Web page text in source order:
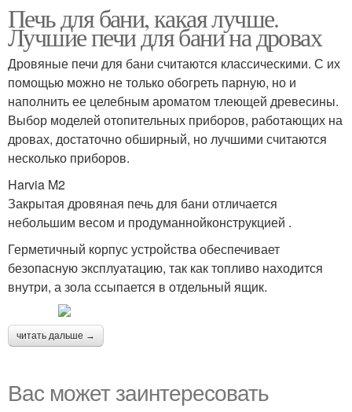
Печь для бани, какая лучше.
Лучшие печи для бани на дровах
Дровяные печи для бани считаются классическими. С их
помощью можно не только обогреть парную, но и
наполнить ее целебным ароматом тлеющей древесины.
Выбор моделей отопительных приборов, работающих на
дровах, достаточно обширный, но лучшими считаются
несколько приборов.
Harvia M2
Закрытая дровяная печь для бани отличается
небольшим весом и продуманнойконструкцией .
Герметичный корпус устройства обеспечивает
безопасную эксплуатацию, так как топливо находится
внутри, а зола ссыпается в отдельный ящик.
читать дальше →
Вас может заинтересовать